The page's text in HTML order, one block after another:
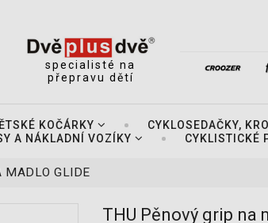
specialisté na
přepravu dětí
KOČÁRKY
CYKLOSEDAČKY,
A NÁKLADNÍ VOZÍKY
CYKLISTICKÉ
MADLO GLIDE
THU Pěnový grip na